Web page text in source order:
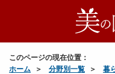
このページの現在位置：
ホーム
分野別一覧 暮